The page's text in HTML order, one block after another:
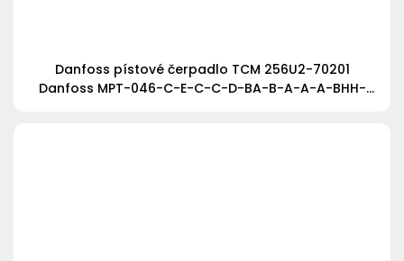
Danfoss pístové čerpadlo TCM 256U2-70201
Danfoss MPT-046-C-E-C-C-D-BA-B-A-A-A-BHH-